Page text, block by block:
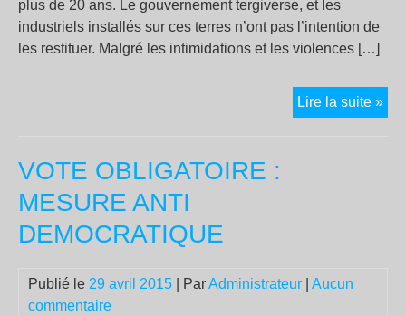
plus de 20 ans. Le gouvernement tergiverse, et les
industriels installés sur ces terres n’ont pas l’intention de
les restituer. Malgré les intimidations et les violences […]
Lire la suite »10
VOTE OBLIGATOIRE :
MESURE ANTI
DEMOCRATIQUE
Publié le 29 avril 2015 | ParAdministrateur
Aucun
commentaire